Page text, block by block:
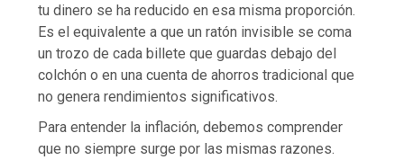
tu dinero se ha reducido en esa misma proporción.
Es el equivalente a que un ratón invisible se coma
un trozo de cada billete que guardas debajo del
colchón o en una cuenta de ahorros tradicional que
no genera rendimientos significativos.
Para entender la inflación, debemos comprender
que no siempre surge por las mismas razones.